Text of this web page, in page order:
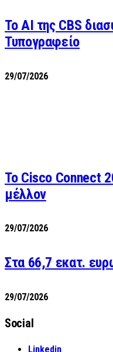
Το AI της CBS
Τυπογραφείο
29/07/2026
Το Cisco Connect
μέλλον
29/07/2026
Στα 66,7 εκατ.
29/07/2026
Social
Linkedin